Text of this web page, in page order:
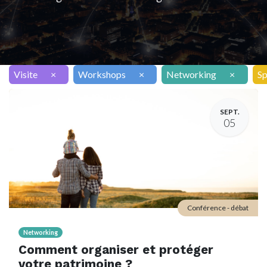
Visite × Workshops × Networking ×
SEPT.
05
Networking
Comment organiser et protéger
Conférence - débat